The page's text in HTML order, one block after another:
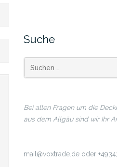
Suche
Bei allen Fragen um die
aus dem Allgäu sind wir Ihr
mail@voxtrade.de oder